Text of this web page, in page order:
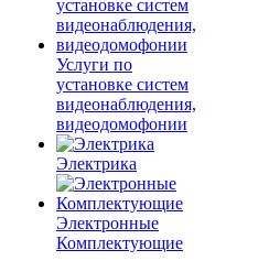
Услуги по
установке систем
видеонаблюдения,
видеодомофонии
Электрика
Электронные
Комплектующие